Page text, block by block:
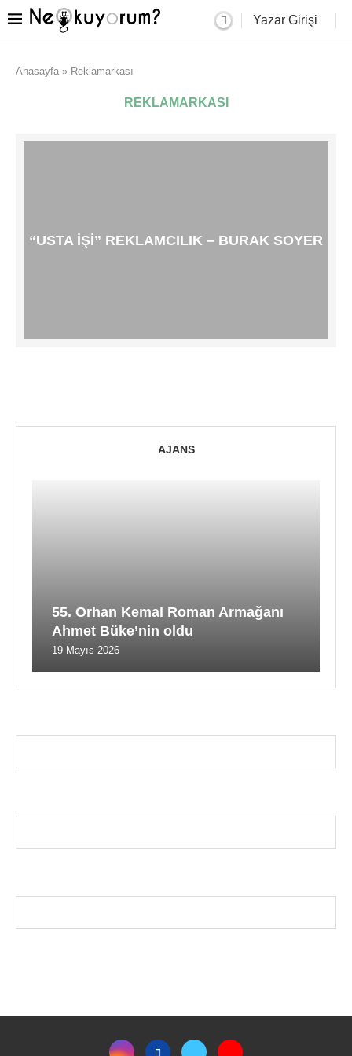
Yazar Girişi
Anasayfa » Reklamarkası
REKLAMARKASI
“USTA İŞI” REKLAMCILIK – BURAK SOYER
AJANS
55. Orhan Kemal Roman Armağanı
Ahmet Büke’nin oldu
19 Mayıs 2026